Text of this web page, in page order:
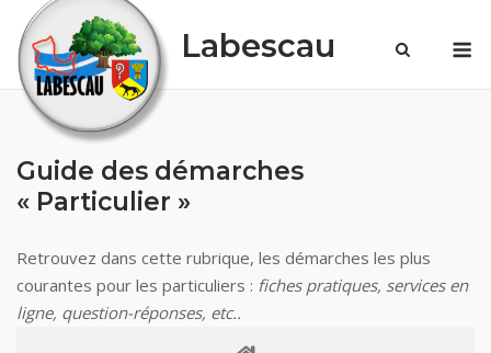
content
Labescau
Guide des démarches
« Particulier »
Retrouvez dans cette rubrique, les démarches les plus
courantes pour les particuliers : fiches pratiques, services en
ligne, question-réponses, etc..